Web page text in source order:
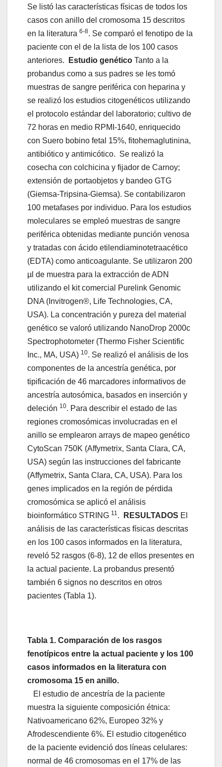
Se listó las características físicas de todos los
casos con anillo del cromosoma 15 descritos
en la literatura 6-8. Se comparó el fenotipo de la
paciente con el de la lista de los 100 casos
anteriores.
Estudio genético Tanto a la
probandus como a sus padres se les tomó
muestras de sangre periférica con heparina y
se realizó los estudios citogenéticos utilizando
el protocolo estándar del laboratorio; cultivo de
72 horas en medio RPMI-1640, enriquecido
con Suero bobino fetal 15%, fitohemaglutinina,
antibiótico y antimicótico. Se realizó la
cosecha con colchicina y fijador de Carnoy;
extensión de portaobjetos y bandeo GTG
(Giemsa-Tripsina-Giemsa). Se contabilizaron
100 metafases por individuo. Para los estudios
moleculares se empleó muestras de sangre
periférica obtenidas mediante punción venosa
y tratadas con ácido etilendiaminotetraacético
(EDTA) como anticoagulante. Se utilizaron 200
µl de muestra para la extracción de ADN
utilizando el kit comercial Purelink Genomic
DNA (Invitrogen®, Life Technologies, CA,
USA). La concentración y pureza del material
genético se valoró utilizando NanoDrop 2000c
Spectrophotometer (Thermo Fisher Scientific
Inc., MA, USA) 10. Se realizó el análisis de los
componentes de la ancestría genética, por
tipificación de 46 marcadores informativos de
ancestría autosómica, basados en inserción y
deleción 10. Para describir el estado de las
regiones cromosómicas involucradas en el
anillo se emplearon arrays de mapeo genético
CytoScan 750K (Affymetrix, Santa Clara, CA,
USA) según las instrucciones del fabricante
(Affymetrix, Santa Clara, CA, USA). Para los
genes implicados en la región de pérdida
cromosómica se aplicó el análisis
bioinformático STRING 11. RESULTADOS El
análisis de las características físicas descritas
en los 100 casos informados en la literatura,
reveló 52 rasgos (6-8), 12 de ellos presentes en
la actual paciente. La probandus presentó
también 6 signos no descritos en otros
pacientes (Tabla 1).
Tabla 1. Comparación de los rasgos
fenotípicos entre la actual paciente y los 100
casos informados en la literatura con
cromosoma 15 en anillo.
El estudio de ancestría de la paciente
muestra la siguiente composición étnica:
Nativoamericano 62%, Europeo 32% y
Afrodescendiente 6%. El estudio citogenético
de la paciente evidenció dos líneas celulares:
normal de 46 cromosomas en el 17% de las